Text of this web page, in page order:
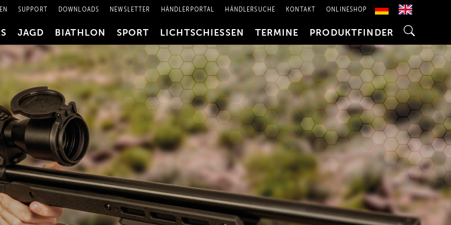
SUPPORT DOWNLOADS NEWSLETTER HÄNDLERPORTAL HÄNDLERSUCHE KONTAKT ONLINESHOP
JAGD BIATHLON SPORT LICHTSCHIESSEN TERMINE PRODUKTFINDER